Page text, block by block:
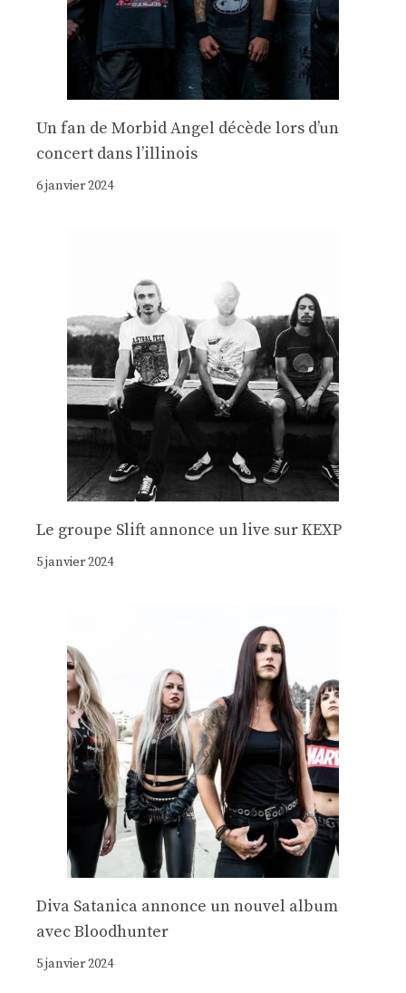
Un fan de Morbid Angel décède lors d’un
concert dans l’illinois
6 janvier 2024
Le groupe Slift annonce un live sur KEXP
5 janvier 2024
Diva Satanica annonce un nouvel album
avec Bloodhunter
5 janvier 2024